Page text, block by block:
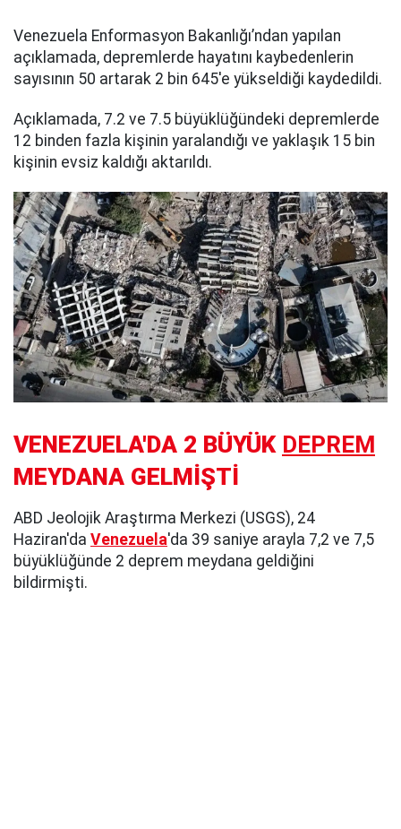
Venezuela Enformasyon Bakanlığı’ndan yapılan
açıklamada, depremlerde hayatını kaybedenlerin
sayısının 50 artarak 2 bin 645'e yükseldiği kaydedildi.
Açıklamada, 7.2 ve 7.5 büyüklüğündeki depremlerde
12 binden fazla kişinin yaralandığı ve yaklaşık 15 bin
kişinin evsiz kaldığı aktarıldı.
VENEZUELA'DA 2 BÜYÜK DEPREM
MEYDANA GELMİŞTİ
ABD Jeolojik Araştırma Merkezi (USGS), 24
Haziran'da Venezuela'da 39 saniye arayla 7,2 ve 7,5
büyüklüğünde 2 deprem meydana geldiğini
bildirmişti.